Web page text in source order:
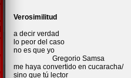
Verosimilitud
a decir verdad
lo peor del caso
no es que yo
Gregorio Samsa
me haya convertido en cucaracha/
sino que tú lector